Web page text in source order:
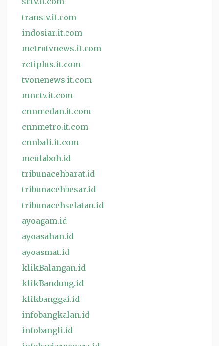
transtv.it.com
indosiar.it.com
metrotvnews.it.com
rctiplus.it.com
tvonenews.it.com
mnctv.it.com
cnnmedan.it.com
cnnmetro.it.com
cnnbali.it.com
meulaboh.id
tribunacehbarat.id
tribunacehbesar.id
tribunacehselatan.id
ayoagam.id
ayoasahan.id
ayoasmat.id
klikBalangan.id
klikBandung.id
klikbanggai.id
infobangkalan.id
infobangli.id